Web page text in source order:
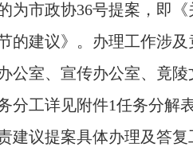
为市政协36号提案，即
的建议》。办理工作涉
公室、宣传办公室、竟
分工详见附件1任务分解
建议提案具体办理及答